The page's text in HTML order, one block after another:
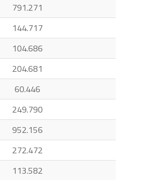
791.271
144.717
104.686
204.681
60.446
249.790
952.156
272.472
113.582